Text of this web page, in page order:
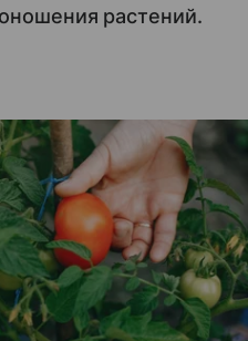
растений.